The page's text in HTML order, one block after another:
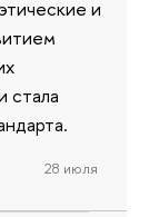
и
стала
28 июля